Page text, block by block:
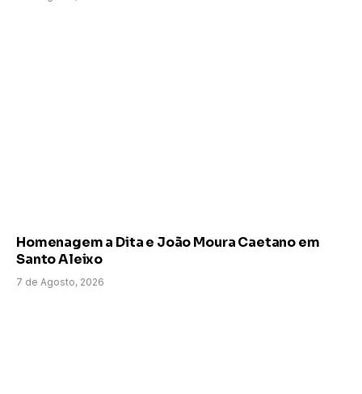
Homenagem a Dita e João Moura Caetano em
Santo Aleixo
7 de Agosto, 2026